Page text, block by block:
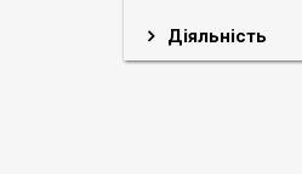
Діяльність